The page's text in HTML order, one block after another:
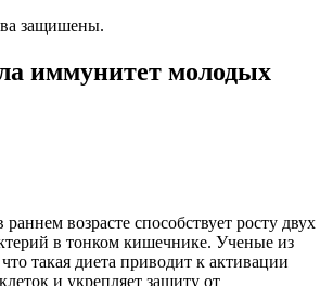
защишены.
иммунитет молодых
возрасте способствует росту двух
в тонком кишечнике. Ученые из
такая диета приводит к активации
и укрепляет защиту от